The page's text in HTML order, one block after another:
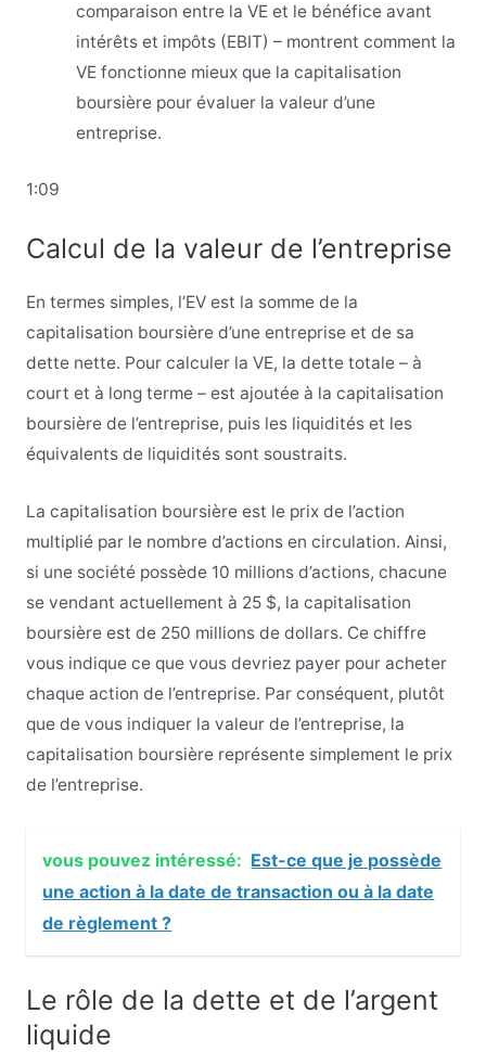
comparaison entre la VE et le bénéfice avant
intérêts et impôts (EBIT) – montrent comment la
VE fonctionne mieux que la capitalisation
boursière pour évaluer la valeur d’une
entreprise.
1:09
Calcul de la valeur de l’entreprise
En termes simples, l’EV est la somme de la
capitalisation boursière d’une entreprise et de sa
dette nette. Pour calculer la VE, la dette totale – à
court et à long terme – est ajoutée à la capitalisation
boursière de l’entreprise, puis les liquidités et les
équivalents de liquidités sont soustraits.
La capitalisation boursière est le prix de l’action
multiplié par le nombre d’actions en circulation. Ainsi,
si une société possède 10 millions d’actions, chacune
se vendant actuellement à 25 $, la capitalisation
boursière est de 250 millions de dollars. Ce chiffre
vous indique ce que vous devriez payer pour acheter
chaque action de l’entreprise. Par conséquent, plutôt
que de vous indiquer la valeur de l’entreprise, la
capitalisation boursière représente simplement le prix
de l’entreprise.
vous pouvez intéressé: Est-ce que je possède
une action à la date de transaction ou à la date
de règlement ?
Le rôle de la dette et de l’argent
liquide